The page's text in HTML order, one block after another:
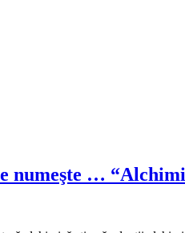
numeşte …